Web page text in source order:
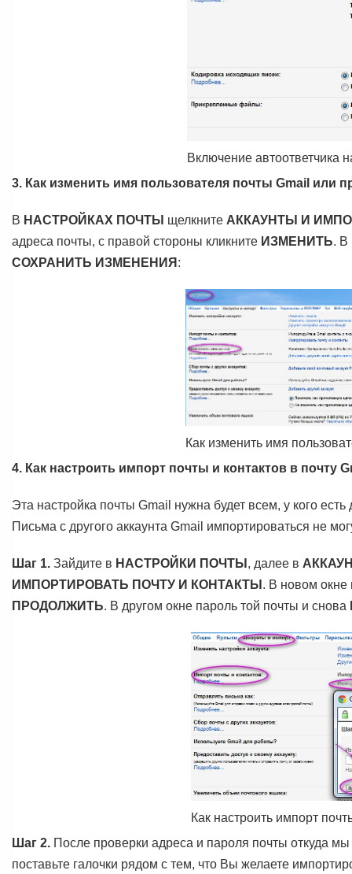
Включение автоответчика
3. Как изменить имя пользователя почты Gmail или
В НАСТРОЙКАХ ПОЧТЫ щелкните АККАУНТЫ И
адреса почты, с правой стороны кликните ИЗМЕНИТЬ. В
СОХРАНИТЬ ИЗМЕНЕНИЯ :
Как изменить имя
4. Как настроить импорт почты и контактов в почту
Эта настройка почты Gmail нужна будет всем, у кого
Письма с другого аккаунта Gmail импортироваться не
Шаг 1. Зайдите в НАСТРОЙКИ ПОЧТЫ , далее в
ИМПОРТИРОВАТЬ ПОЧТУ И КОНТАКТЫ . В новом окне
ПРОДОЛЖИТЬ. В другом окне пароль той почты и снова
Как настроить импорт
Шаг 2. После проверки адреса и пароля почты откуда
поставьте галочки рядом с тем, что Вы желаете